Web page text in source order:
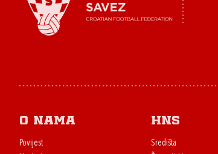
O nama
Povijest
HNS
Središta